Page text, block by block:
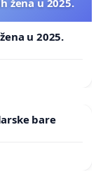
žena u 2025.
u 2025.
bare